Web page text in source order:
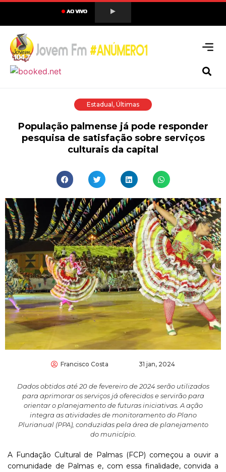
Estadual , Últimas
População palmense já pode responder
pesquisa de satisfação sobre serviços
culturais da capital
Francisco Costa 31 jan, 2024
Dados obtidos até 20 de fevereiro de 2024 serão utilizados
para aprimorar os serviços já oferecidos e servirão para
orientar o planejamento de futuras iniciativas. A ação
integra as atividades de monitoramento do Plano
Plurianual (PPA), conduzidas pela área de planejamento
do município.
A Fundação Cultural de Palmas (FCP) começou a ouvir a
comunidade de Palmas e, com essa finalidade, convida a